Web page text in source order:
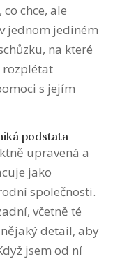
chce, ale
jednom jediném
na které
rozplétat
s jejím
podstata
upravená a
jako
společnosti.
včetně té
detail, aby
jsem od ní